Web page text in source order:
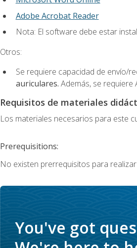
Adobe Acrobat Reader
Nota: El software debe estar
Otros:
Se requiere capacidad de envío/
auriculares. Además, se
Requisitos de materiales
Los materiales necesarios para este
Prerequisitions:
No existen prerrequisitos para
You've got